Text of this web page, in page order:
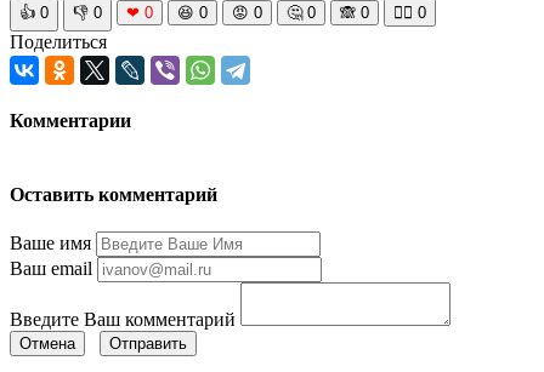
👍 0 👎 0 ❤ 0 😆 0 😡 0 🤔 0 🙈 0 🧘‍♀️ 0
Поделиться
Комментарии
Оставить комментарий
Ваше имя
Ваш email
Введите Ваш комментарий
Отмена Отправить